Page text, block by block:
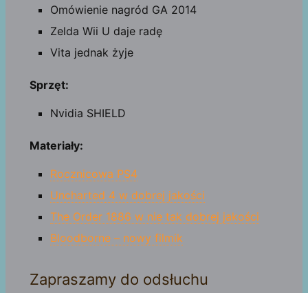
Omówienie nagród GA 2014
Zelda Wii U daje radę
Vita jednak żyje
Sprzęt:
Nvidia SHIELD
Materiały:
Rocznicowa PS4
Uncharted 4 w dobrej jakości
The Order 1886 w nie tak dobrej jakości
Bloodborne – nowy filmik
Zapraszamy do odsłuchu